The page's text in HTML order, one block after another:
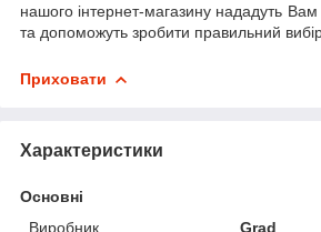
нашого інтернет-магазину нададуть Вам
та допоможуть зробити правильний
Приховати
Характеристики
Основні
Виробник
Grad